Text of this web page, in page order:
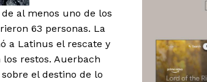
Sur
Campeche
Chiapas
Ciudad de México
Coahuila
Estado de México
Guerrero Hidalgo
Zacatecas Yucatán
Veracruz
al menos uno de los
63 personas. La
a Latinus el rescate y
restos. Auerbach
el destino de lo